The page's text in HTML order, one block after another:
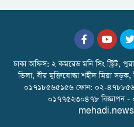
ঢাকা অফিস: ২ কমরেড মনি সিং স্ট্রিট,
ভিলা, বীর মুক্তিযোদ্ধা শহীদ মিয়া
০১৭১৮৫৬৫১৫৬ ফোন: ০২-
০১৭৭৫২৩০৪৭৮